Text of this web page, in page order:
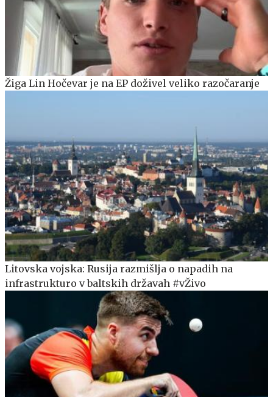
Žiga Lin Hočevar je na EP doživel veliko razočaranje
Litovska vojska: Rusija razmišlja o napadih na
infrastrukturo v baltskih državah #vŽivo